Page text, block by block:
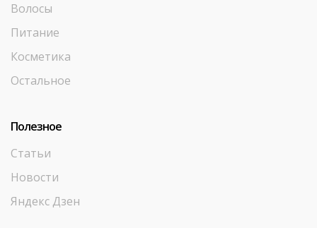
Волосы
Питание
Косметика
Остальное
Полезное
Статьи
Новости
Яндекс Дзен